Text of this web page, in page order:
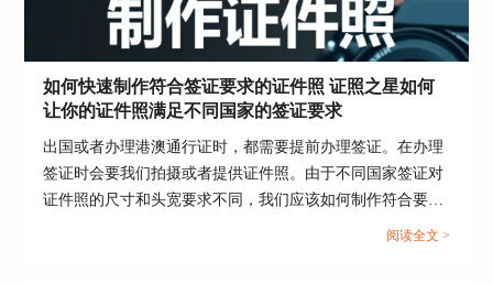
图片3：切忌奇装异服
二、拍证件照穿什么衣服好看
如果大家实在不知道拍证件照穿什么衣服比较合
适，可以试试证照之星软件，这个软件操作简单，
功能强大，且软件内置上百件证件照标准服饰，只
需要轻轻一点，我们就可以为自己“穿”上符合规范
的正装。
1.导入文件
首先打开证照之星，将需要替换服装的照片导入证
如何快速制作符合签证要求的证件照 证照之星如何
让你的证件照满足不同国家的签证要求
出国或者办理港澳通行证时，都需要提前办理签证。在办理
签证时会要我们拍摄或者提供证件照。由于不同国家签证对
证件照的尺寸和头宽要求不同，我们应该如何制作符合要求
的证件照呢？下面这篇文章就告诉大家如何快速制作符合签
阅读全文 >